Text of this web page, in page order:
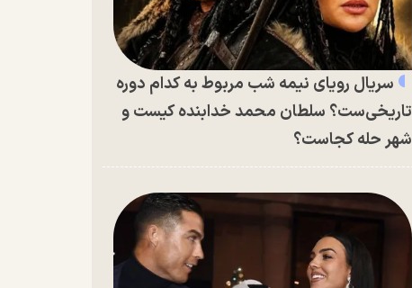
سریال رویای نیمه شب مربوط به کدام دوره
تاریخی‌ست؟ سلطان محمد خدابنده کیست و
شهر حله کجاست؟